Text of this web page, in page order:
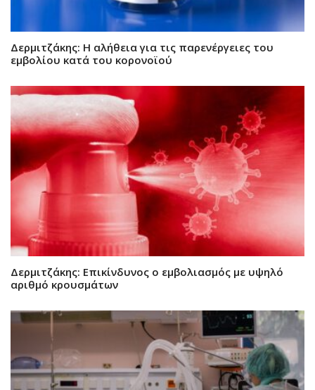
Δερμιτζάκης: Η αλήθεια για τις παρενέργειες του
εμβολίου κατά του κορονοϊού
Δερμιτζάκης: Επικίνδυνος ο εμβολιασμός με υψηλό
αριθμό κρουσμάτων